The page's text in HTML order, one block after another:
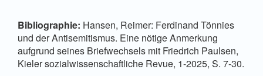
Bibliographie: Hansen, Reimer: Ferdinand Tönnies
und der Antisemitismus. Eine nötige Anmerkung
aufgrund seines Briefwechsels mit Friedrich Paulsen,
Kieler sozialwissenschaftliche Revue, 1-2025, S. 7-30.